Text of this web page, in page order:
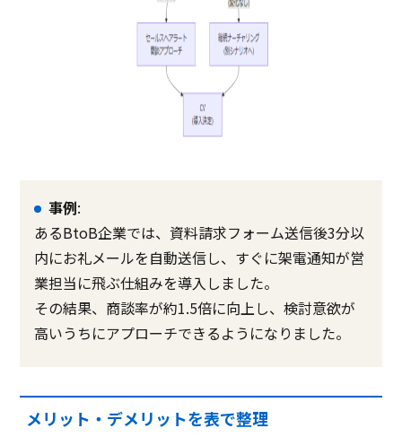
事例:
あるBtoB企業では、資料請求フォーム送信後3分以
内にお礼メールを自動送信し、すぐに架電通知が営
業担当に飛ぶ仕組みを導入しました。
その結果、商談率が約1.5倍に向上し、検討意欲が
高いうちにアプローチできるようになりました。
メリット・デメリットを表で整理